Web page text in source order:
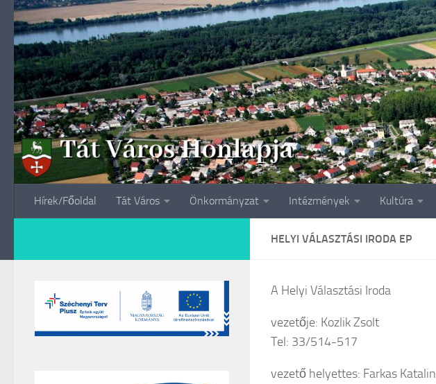
Skip to content
Hírek/Főoldal Tát Város Önkormányzat Intézmények Kultúra
HELYI VÁLASZTÁSI IRODA EP
A Helyi Választási Iroda
vezetője: Kozlik Zsolt
Tel: 33/514-517
vezető helyettes: Farkas Katalin